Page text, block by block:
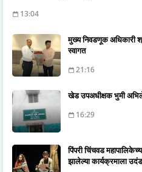
13:04
मुख्य निवडणूक अधिकारी
स्वागत
21:16
खेड उपअधीक्षक भुमी
16:29
पिंपरी चिंचवड
झालेल्या कार्यक्रमाला